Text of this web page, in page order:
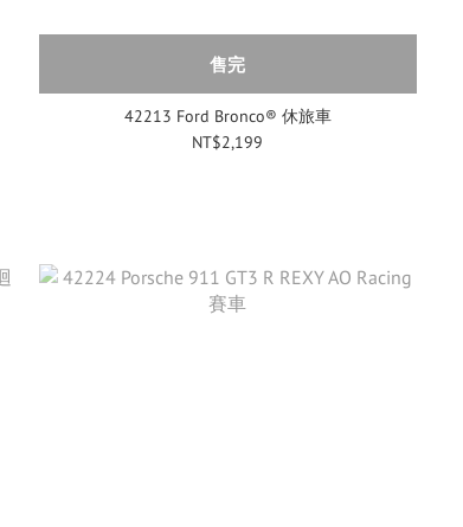
售完
42213 Ford Bronco® 休旅車
NT$2,199